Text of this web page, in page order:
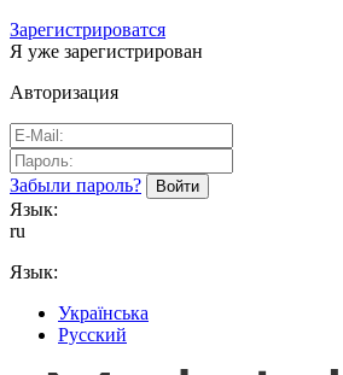
Зарегистрироватся
Я уже зарегистрирован
Авторизация
Забыли пароль?
Язык:
ru
Язык:
Українська
Русский